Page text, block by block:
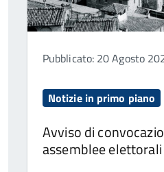
Pubblicato: 20 Agosto
Notizie in primo piano
Avviso di
assemblee elettorali